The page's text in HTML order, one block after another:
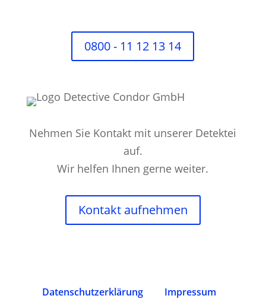
0800 - 11 12 13 14
Nehmen Sie Kontakt mit unserer Detektei
auf.
Wir helfen Ihnen gerne weiter.
Kontakt aufnehmen
Datenschutz­erklärung
Impressum